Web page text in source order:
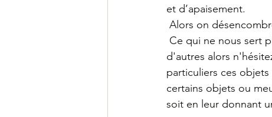
et d’apaisement.
Alors on
d'autres alors
particuliers ces
certains objets ou
soit en leur donnant